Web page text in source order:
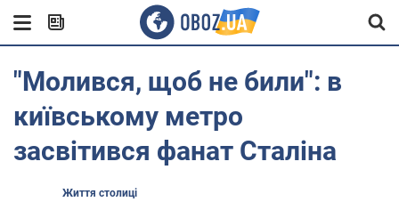
"Молився, щоб не били": в
київському метро
засвітився фанат Сталіна
Життя столиці